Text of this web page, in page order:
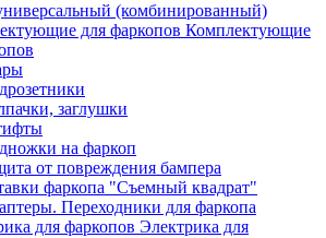
(комбинированный)
Комплектующие
заглушки
на фаркоп
от повреждения бампера
фаркопа "Съемный квадрат"
Переходники для фаркопа
Электрика для